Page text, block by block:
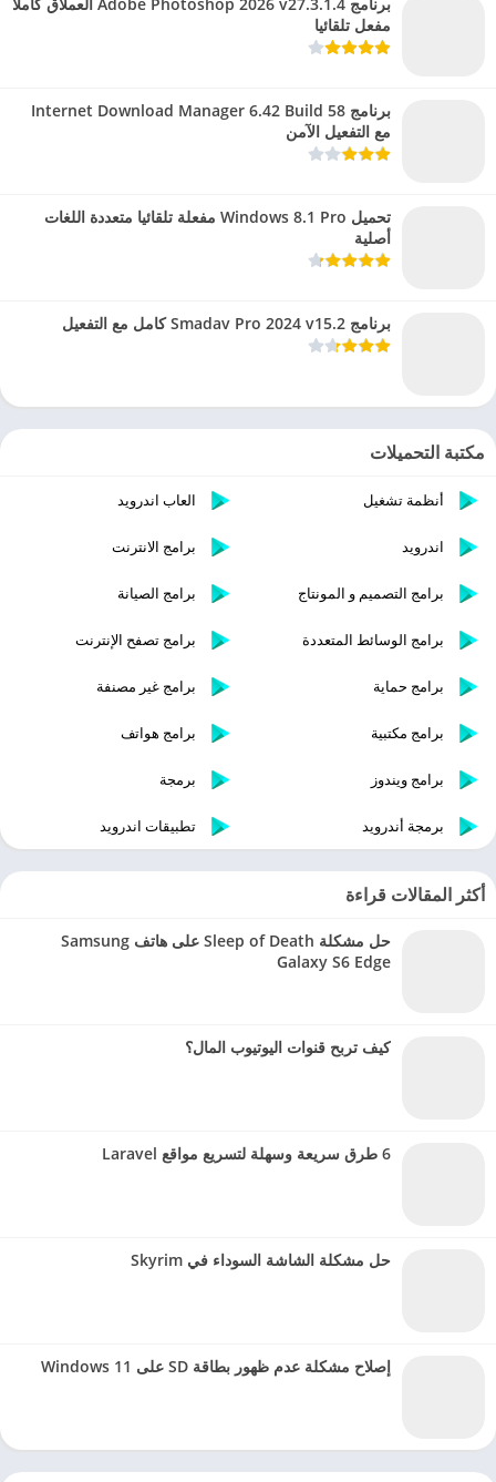
مفعل تلقائيا
برنامج Internet Download Manager 6.42 Build 58
مع التفعيل الآمن
تحميل Windows 8.1 Pro مفعلة تلقائيا متعددة اللغات
أصلية
برنامج Smadav Pro 2024 v15.2 كامل مع التفعيل
مكتبة التحميلات
أنظمة تشغيل العاب اندرويد
اندرويد برامج الانترنت
برامج التصميم و المونتاج برامج الصيانة
برامج الوسائط المتعددة برامج تصفح الإنترنت
برامج حماية برامج غير مصنفة
برامج مكتبية برامج هواتف
برامج ويندوز برمجة
برمجة أندرويد تطبيقات اندرويد
أكثر المقالات قراءة
حل مشكلة Sleep of Death على هاتف Samsung
Galaxy S6 Edge
كيف تربح قنوات اليوتيوب المال؟
6 طرق سريعة وسهلة لتسريع مواقع Laravel
حل مشكلة الشاشة السوداء في Skyrim
إصلاح مشكلة عدم ظهور بطاقة SD على Windows 11